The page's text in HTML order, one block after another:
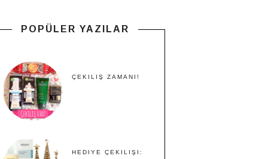
POPÜLER YAZILAR
ÇEKILIŞ ZAMANI!
HEDIYE ÇEKILIŞI: